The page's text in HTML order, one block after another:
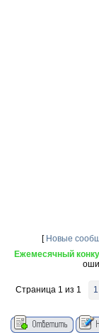
[ Новые
Ежемесячный
Страница 1 из 1 1